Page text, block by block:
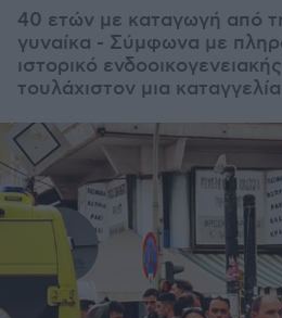
40 ετών με καταγωγή από
γυναίκα - Σύμφωνα με
ιστορικό
τουλάχιστον μια